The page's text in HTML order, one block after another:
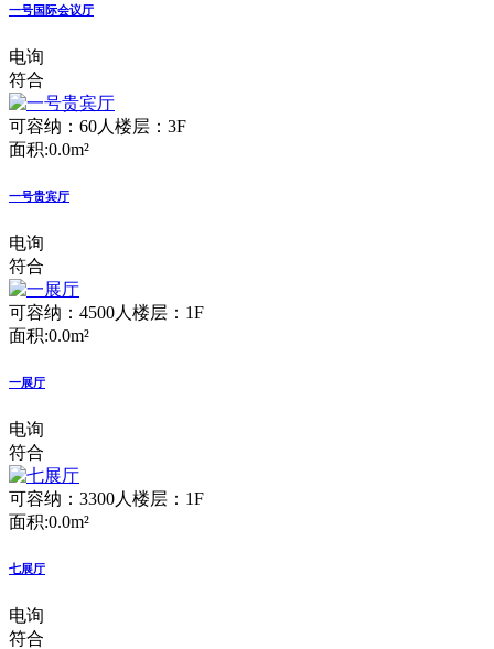
一号国际会议厅
电询
符合
可容纳：60人 楼层：3F
面积:0.0m²
一号贵宾厅
电询
符合
可容纳：4500人 楼层：1F
面积:0.0m²
一展厅
电询
符合
可容纳：3300人 楼层：1F
面积:0.0m²
七展厅
电询
符合